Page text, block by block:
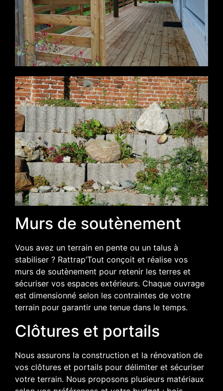
Murs de soutènement
Vous avez un terrain en pente ou un talus à
stabiliser ? Rattrap’Tout conçoit et réalise vos
murs de soutènement pour retenir les terres et
sécuriser vos espaces extérieurs. Chaque ouvrage
est dimensionné selon les contraintes de votre
terrain pour garantir une tenue dans le temps.
Clôtures et portails
Nous assurons la construction et la rénovation de
vos clôtures et portails pour délimiter et sécuriser
votre terrain. Nous proposons plusieurs matériaux